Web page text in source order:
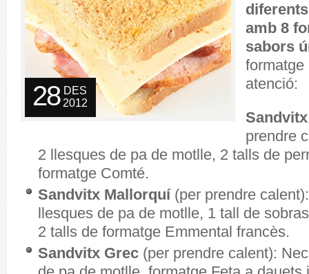
DES
2012
28
amb 8
sabors
formatge
atenció:
prendre
2 llesques de pa de motlle, 2 talls de
formatge Comté.
Sandvitx Mallorquí(per prendre
llesques de pa de motlle, 1 tall de
2 talls de formatge Emmental francès.
Sandvitx Grec (per prendre calent):